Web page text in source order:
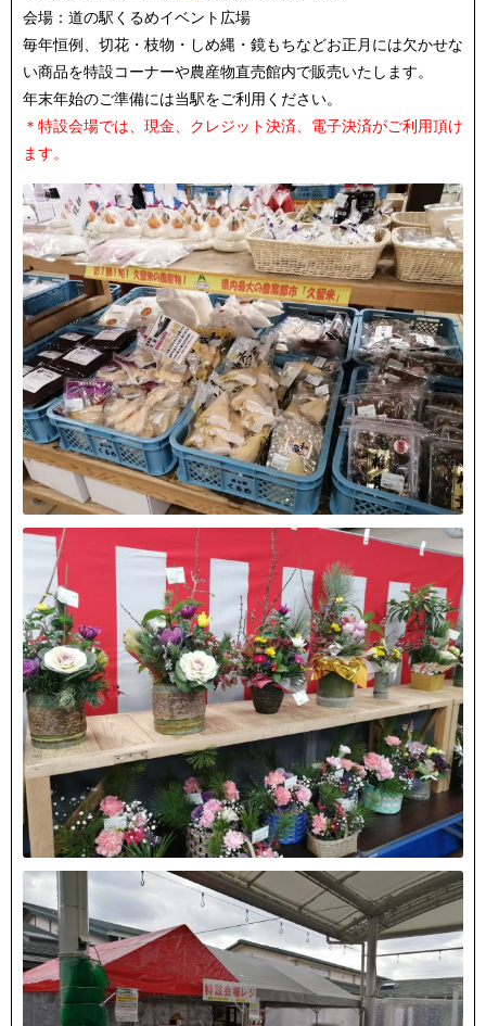
会場：道の駅くるめイベント広場
毎年恒例、切花・枝物・しめ縄・鏡もちなどお正月には欠かせな
い商品を特設コーナーや農産物直売館内で販売いたします。
年末年始のご準備には当駅をご利用ください。
＊特設会場では、現金、クレジット決済、電子決済がご利用頂け
ます。